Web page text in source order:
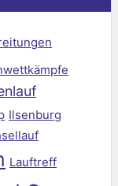
Ilsenburg
Lauftreff